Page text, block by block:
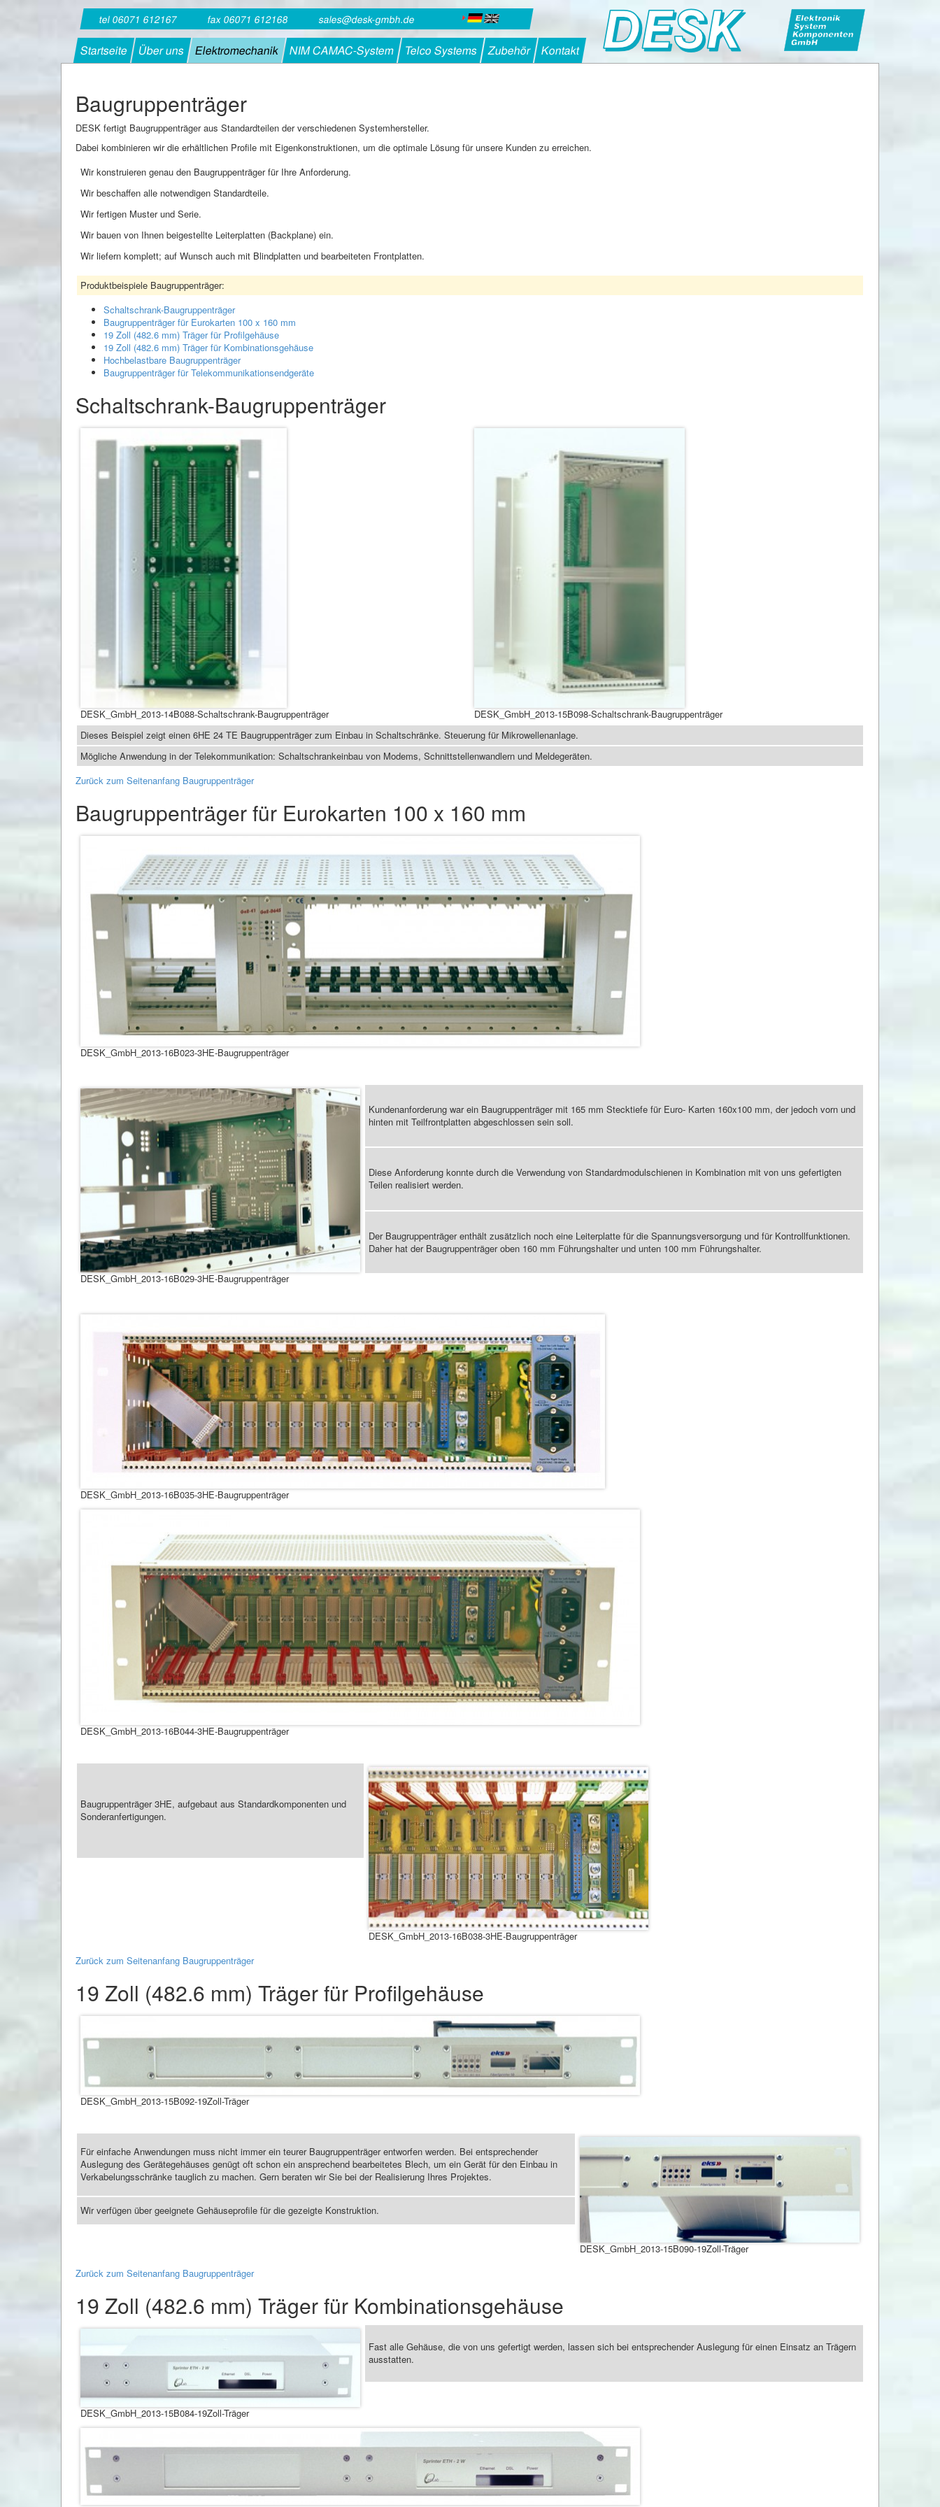
tel 06071 612167 fax 06071 612168 sales@desk-gmbh.de
Startseite Über uns Elektromechanik NIM CAMAC-System Telco Systems Zubehör Kontakt
Baugruppenträger
DESK fertigt Baugruppenträger aus Standardteilen der verschiedenen Systemhersteller.
Dabei kombinieren wir die erhältlichen Profile mit Eigenkonstruktionen, um die optimale Lösung für unsere Kunden zu erreichen.
Wir konstruieren genau den Baugruppenträger für Ihre Anforderung.
Wir beschaffen alle notwendigen Standardteile.
Wir fertigen Muster und Serie.
Wir bauen von Ihnen beigestellte Leiterplatten (Backplane) ein.
Wir liefern komplett; auf Wunsch auch mit Blindplatten und bearbeiteten Frontplatten.
Produktbeispiele Baugruppenträger:
Schaltschrank-Baugruppenträger
Baugruppenträger für Eurokarten 100 x 160 mm
19 Zoll (482.6 mm) Träger für Profilgehäuse
19 Zoll (482.6 mm) Träger für Kombinationsgehäuse
Hochbelastbare Baugruppenträger
Baugruppenträger für Telekommunikationsendgeräte
Schaltschrank-Baugruppenträger
DESK_GmbH_2013-14B088-Schaltschrank-Baugruppenträger
DESK_GmbH_2013-15B098-Schaltschrank-Baugruppenträger
Dieses Beispiel zeigt einen 6HE 24 TE Baugruppenträger zum Einbau in Schaltschränke. Steuerung für Mikrowellenanlage.
Mögliche Anwendung in der Telekommunikation: Schaltschrankeinbau von Modems, Schnittstellenwandlern und Meldegeräten.
Zurück zum Seitenanfang Baugruppenträger
Baugruppenträger für Eurokarten 100 x 160 mm
DESK_GmbH_2013-16B023-3HE-Baugruppenträger
DESK_GmbH_2013-16B029-3HE-Baugruppenträger
Kundenanforderung war ein Baugruppenträger mit 165 mm Stecktiefe für Euro- Karten 160x100 mm, der jedoch vorn und
hinten mit Teilfrontplatten abgeschlossen sein soll.
Diese Anforderung konnte durch die Verwendung von Standardmodulschienen in Kombination mit von uns gefertigten
Teilen realisiert werden.
Der Baugruppenträger enthält zusätzlich noch eine Leiterplatte für die Spannungsversorgung und für Kontrollfunktionen.
Daher hat der Baugruppenträger oben 160 mm Führungshalter und unten 100 mm Führungshalter.
DESK_GmbH_2013-16B035-3HE-Baugruppenträger
DESK_GmbH_2013-16B044-3HE-Baugruppenträger
Baugruppenträger 3HE, aufgebaut aus Standardkomponenten und
Sonderanfertigungen.
DESK_GmbH_2013-16B038-3HE-Baugruppenträger
Zurück zum Seitenanfang Baugruppenträger
19 Zoll (482.6 mm) Träger für Profilgehäuse
DESK_GmbH_2013-15B092-19Zoll-Träger
Für einfache Anwendungen muss nicht immer ein teurer Baugruppenträger entworfen werden. Bei entsprechender
Auslegung des Gerätegehäuses genügt oft schon ein ansprechend bearbeitetes Blech, um ein Gerät für den Einbau in
Verkabelungsschränke tauglich zu machen. Gern beraten wir Sie bei der Realisierung Ihres Projektes.
DESK_GmbH_2013-15B090-19Zoll-Träger
Wir verfügen über geeignete Gehäuseprofile für die gezeigte Konstruktion.
Zurück zum Seitenanfang Baugruppenträger
19 Zoll (482.6 mm) Träger für Kombinationsgehäuse
DESK_GmbH_2013-15B084-19Zoll-Träger
Fast alle Gehäuse, die von uns gefertigt werden, lassen sich bei entsprechender Auslegung für einen Einsatz an Trägern
ausstatten.